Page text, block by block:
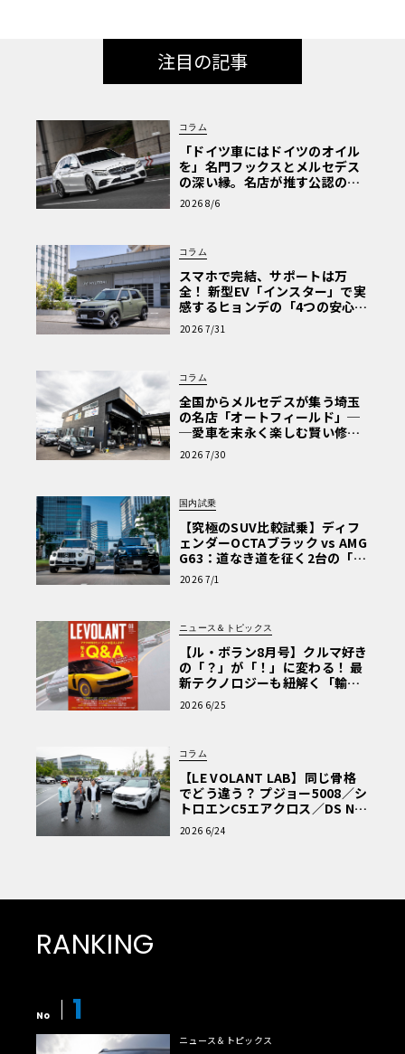
注目の記事
コラム
「ドイツ車にはドイツのオイル
を」名門フックスとメルセデス
の深い縁。名店が推す公認の安
心と、Cクラスで味わうシルキー
な走り〈PR〉
2026 8/6
コラム
スマホで完結、サポートは万
全！ 新型EV「インスター」で実
感するヒョンデの「4つの安心」
【第1回・ヒョンデ6つの疑問：
Why? Hyundai?】〈PR〉
2026 7/31
コラム
全国からメルセデスが集う埼玉
の名店「オートフィールド」─
─愛車を末永く楽しむ賢い修理
術と、プロがフックス製オイル
を選ぶ理由〈PR〉
2026 7/30
国内試乗
【究極のSUV比較試乗】ディフ
ェンダーOCTAブラック vs AMG
G63：道なき道を征く2台の「対
極的アプローチ」
2026 7/1
ニュース＆トピックス
【ル・ボラン8月号】クルマ好き
の「？」が「！」に変わる！ 最
新テクノロジーも紐解く「輸入
車Q&A」
2026 6/25
コラム
【LE VOLANT LAB】同じ骨格
でどう違う？ プジョー5008／シ
トロエンC5エアクロス／DS Nº4
読者一気乗りレポート
2026 6/24
RANKING
No 1
ニュース＆トピックス